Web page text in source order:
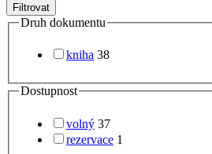
Filtrovat
Druh dokumentu
kniha 38
Dostupnost
volný 37
rezervace 1